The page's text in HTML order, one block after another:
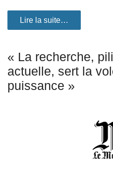
Lire la suite…
« La recherche,
actuelle, sert la
puissance »